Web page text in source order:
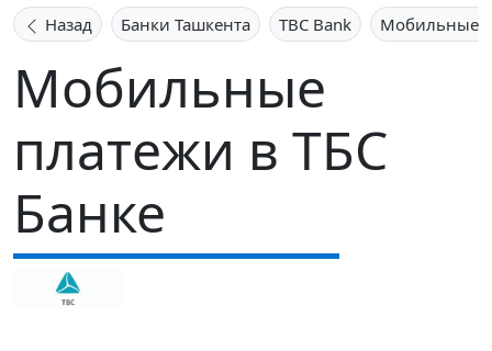
Назад Банки Ташкента TBC Bank Мобильные
Мобильные
платежи в ТБС
Банке